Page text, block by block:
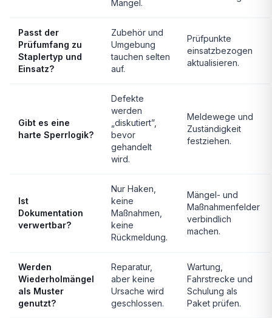
Mängel.
Passt der
Prüfumfang zu
Staplertyp und
Einsatz?
Zubehör und
Umgebung
tauchen selten
auf.
Prüfpunkte
einsatzbezogen
aktualisieren.
Gibt es eine
harte Sperrlogik?
Defekte
werden
„diskutiert”,
bevor
gehandelt
wird.
Meldewege und
Zuständigkeit
festziehen.
Ist
Dokumentation
verwertbar?
Nur Haken,
keine
Maßnahmen,
keine
Rückmeldung.
Mängel- und
Maßnahmenfelder
verbindlich
machen.
Werden
Wiederholmängel
als Muster
genutzt?
Reparatur,
aber keine
Ursache wird
geschlossen.
Wartung,
Fahrstrecke und
Schulung als
Paket prüfen.